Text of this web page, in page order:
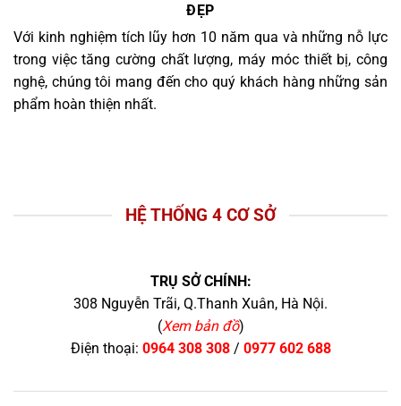
ĐẸP
Với kinh nghiệm tích lũy hơn 10 năm qua và những nỗ lực
trong việc tăng cường chất lượng, máy móc thiết bị, công
nghệ, chúng tôi mang đến cho quý khách hàng những sản
phẩm hoàn thiện nhất.
HỆ THỐNG 4 CƠ SỞ
TRỤ SỞ CHÍNH:
308 Nguyễn Trãi, Q.Thanh Xuân, Hà Nội.
(Xem bản đồ)
Điện thoại: 0964 308 308/ 0977 602 688